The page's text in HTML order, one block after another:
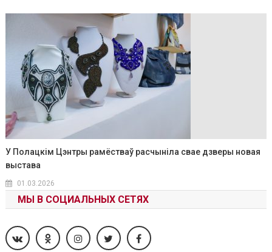
У Полацкім Цэнтры рамёстваў расчыніла свае дзверы новая
выстава
01.03.2026
МЫ В СОЦИАЛЬНЫХ СЕТЯХ